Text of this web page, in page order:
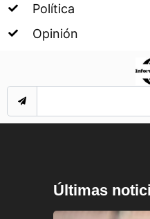
Política
Opinión
Últimas